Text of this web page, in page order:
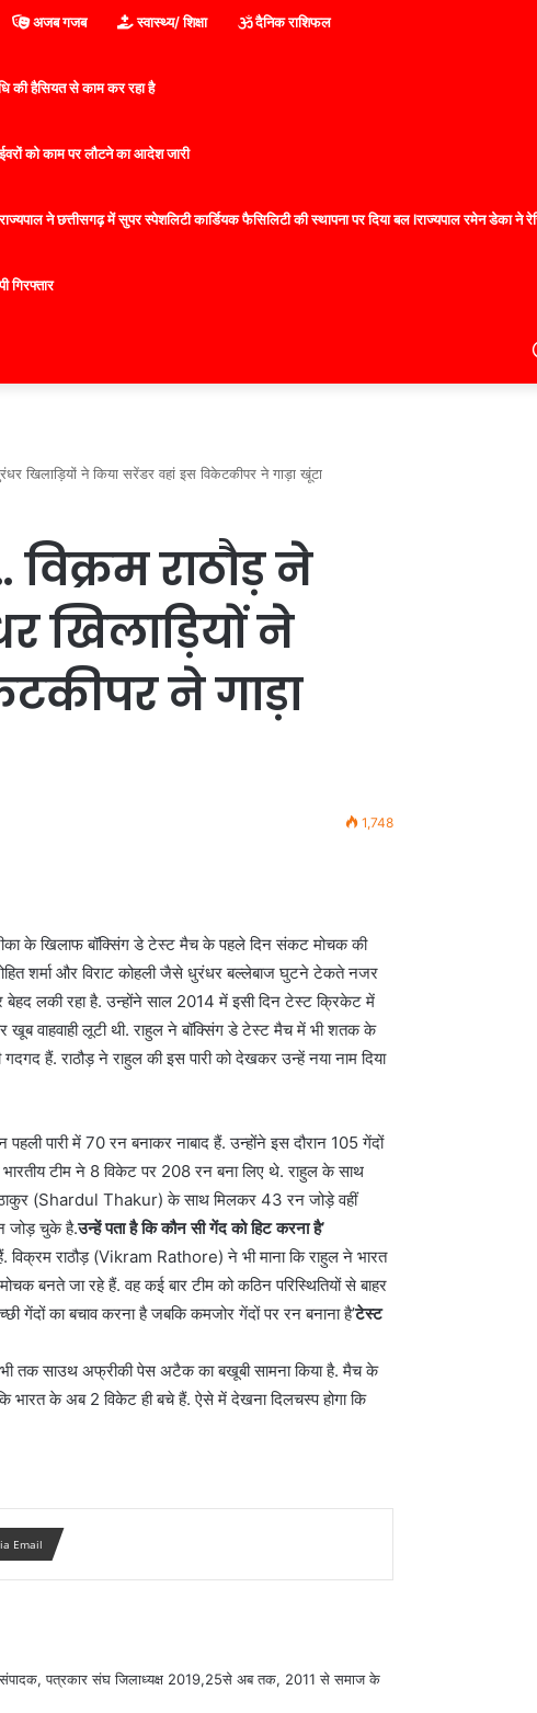
अजब गजब स्वास्थ्य/ शिक्षा दैनिक राशिफल
की हैसियत से काम कर रहा है
को काम पर लौटने का आदेश जारी
ने छत्तीसगढ़ में सुपर स्पेशलिटी कार्डियक फैसिलिटी की स्थापना पर दिया बल lराज्यपाल रमेन डेका ने
गिरफ्तार
खिलाड़ियों ने किया सरेंडर वहां इस विकेटकीपर ने गाड़ा खूंटा
राठौड़ ने
खिलाड़ियों ने
ने गाड़ा
1,748
के खिलाफ बॉक्सिंग डे टेस्ट मैच के पहले दिन संकट मोचक की
शर्मा और विराट कोहली जैसे धुरंधर बल्लेबाज घुटने टेकते नजर
लकी रहा है. उन्होंने साल 2014 में इसी दिन टेस्ट क्रिकेट में
वाहवाही लूटी थी. राहुल ने बॉक्सिंग डे टेस्ट मैच में भी शतक के
हैं. राठौड़ ने राहुल की इस पारी को देखकर उन्हें नया नाम दिया
पारी में 70 रन बनाकर नाबाद हैं. उन्होंने इस दौरान 105 गेंदों
टीम ने 8 विकेट पर 208 रन बना लिए थे. राहुल के साथ
ठाकुर (Shardul Thakur) के साथ मिलकर 43 रन जोड़े वहीं
जोड़ चुके है.उन्हें पता है कि कौन सी गेंद को हिट करना है’
विक्रम राठौड़ (Vikram Rathore) ने भी माना कि राहुल ने भारत
बनते जा रहे हैं. वह कई बार टीम को कठिन परिस्थितियों से बाहर
का बचाव करना है जबकि कमजोर गेंदों पर रन बनाना है’टेस्ट
तक साउथ अफ्रीकी पेस अटैक का बखूबी सामना किया है. मैच के
भारत के अब 2 विकेट ही बचे हैं. ऐसे में देखना दिलचस्प होगा कि
Email
पत्रकार संघ जिलाध्यक्ष 2019,25से अब तक, 2011 से समाज के